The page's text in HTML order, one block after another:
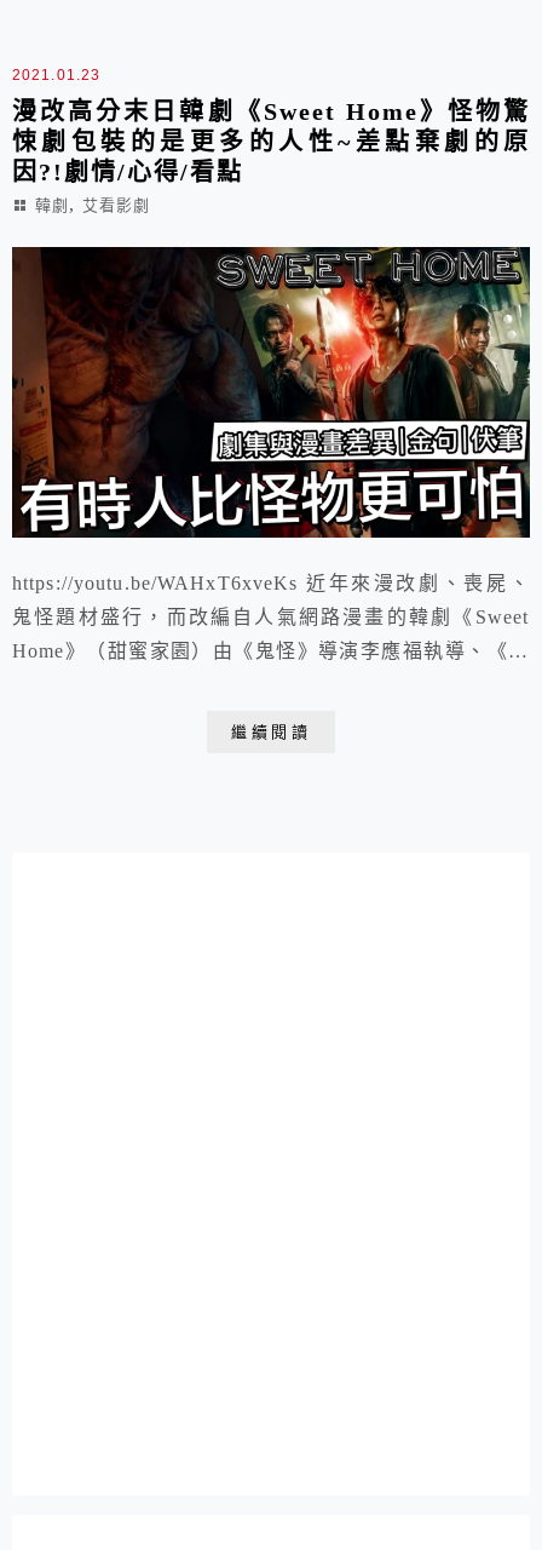
2021.01.23
漫改高分末日韓劇《Sweet Home》怪物驚
悚劇包裝的是更多的人性~差點棄劇的原
因?!劇情/心得/看點
韓劇 , 艾看影劇
https://youtu.be/WAHxT6xveKs 近年來漫改劇、喪屍、
鬼怪題材盛行，而改編自人氣網路漫畫的韓劇《Sweet
Home》（甜蜜家園）由《鬼怪》導演李應福執導、《怪
繼續閱讀